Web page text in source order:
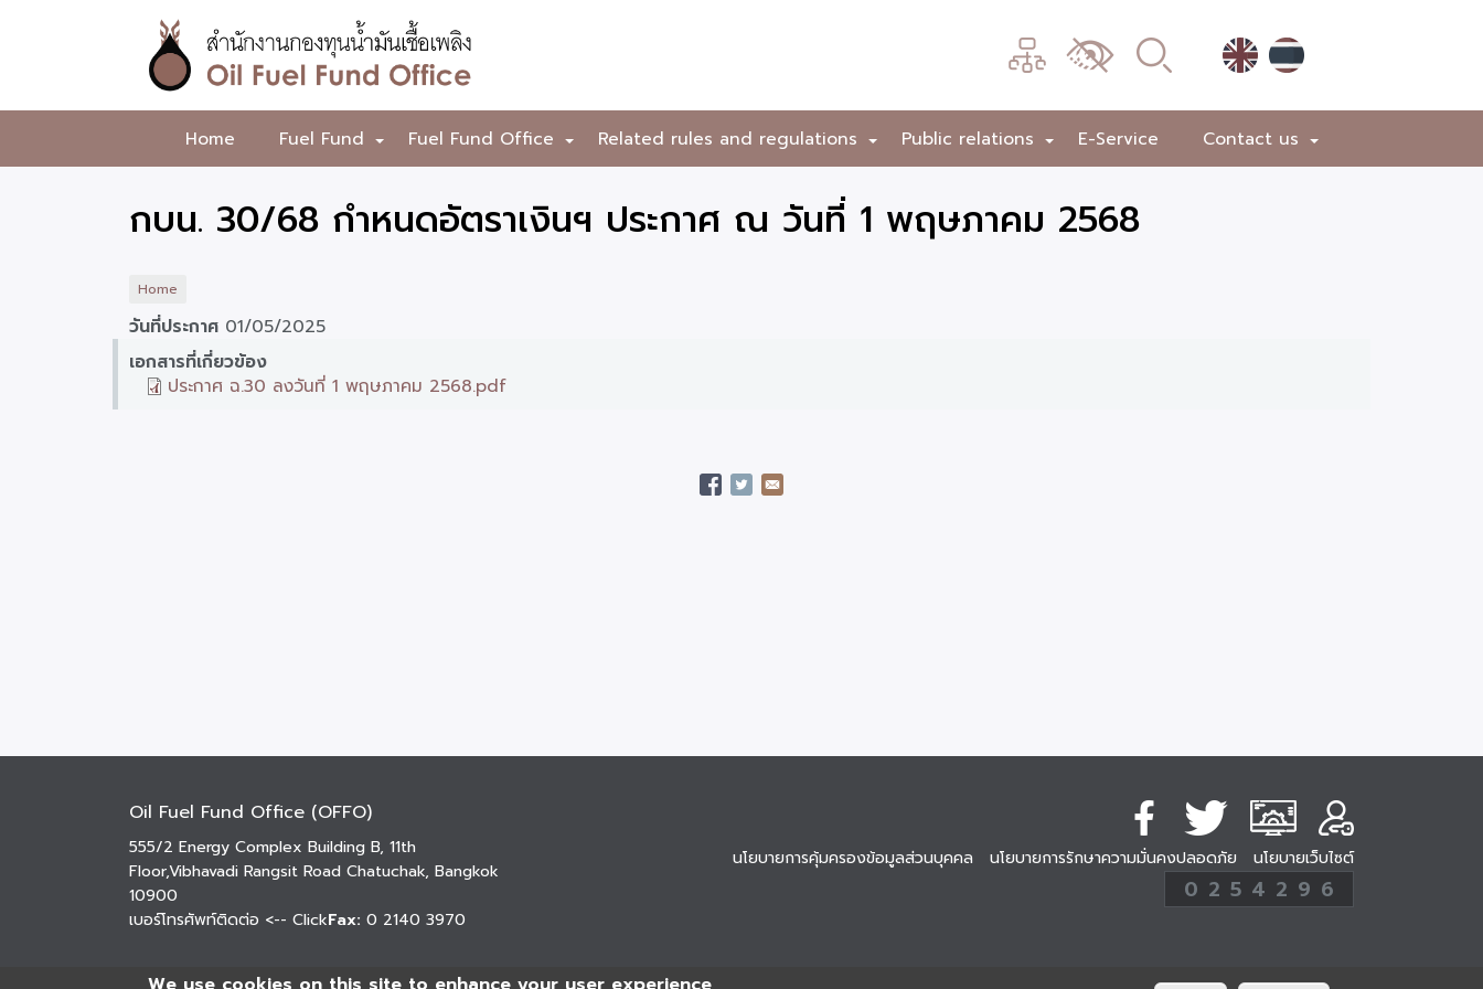
สำนักงาน
กองทุน
น้ำมัน
เพลิง
เมนู
เปลี่ยน
ผล
Home +
Fuel Fund +
Fuel Fund Office +
Related rules and regulations +
Public relations E-Service +
Contact us
กบน. 30/68 กำหนดอัตราเงินฯ ประกาศ ณ วันที่ 1 พฤษภาคม 2568
Home
วันที่ประกาศ 01/05/2025
เอกสารที่เกี่ยวข้อง
ประกาศ ฉ.30 ลงวันที่ 1 พฤษภาคม 2568.pdf
Oil Fuel Fund Office (OFFO)
555/2 Energy Complex Building B, 11th
Floor,Vibhavadi Rangsit Road Chatuchak, Bangkok
10900
เบอร์โทรศัพท์ติดต่อ <-- ClickFax: 0 2140 3970
นโยบายการคุ้มครองข้อมูลส่วนบุคคล นโยบายการรักษาความมั่นคงปลอดภัย นโยบายเว็บไซต์
254296
ครั้ง
0 2 5 4 2 9 6